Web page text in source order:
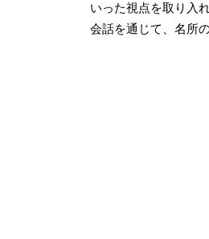
いった視点を取り入
会話を通じて、名所